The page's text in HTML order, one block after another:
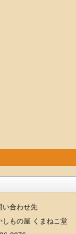
い合わせ先
しもの屋 くまねこ堂